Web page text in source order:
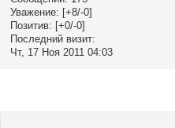
Уважение: [+8/-0]
Позитив: [+0/-0]
Последний визит:
Чт, 17 Ноя 2011 04:03